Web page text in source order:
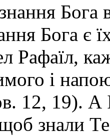
Бога
Бога є
Рафаїл,
і
12, 19). А
знали